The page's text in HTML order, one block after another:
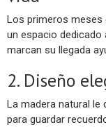
Los primeros meses
un espacio dedicado
marcan su llegada
2. Diseño
La madera natural le
para guardar